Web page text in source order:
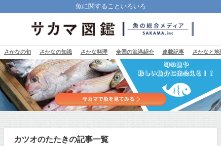
魚に関することいろいろ
さかなの旬 さかなの知識 さかな料理 全国の漁港紹介 連載記事 さかなと地
カツオのたたきの記事一覧